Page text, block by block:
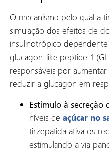
O mecanismo pelo qual a
simulação dos efeitos de
insulinotrópico
glucagon-like peptide-1
responsáveis por
reduzir a glucagon em
Estímulo à secreção
níveis de açúcar no
tirzepatida ativa os
estimulando a via